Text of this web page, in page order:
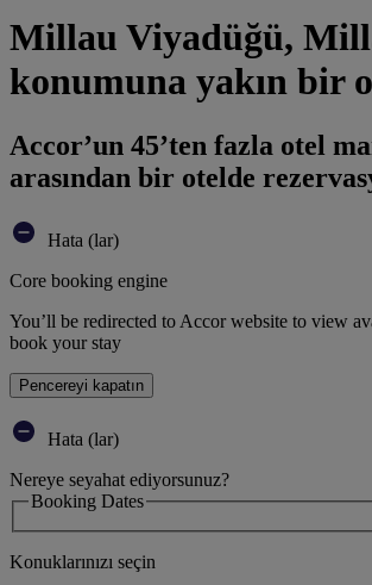
Millau Viyadüğü,
konumuna yakın bir
Accor’un 45’ten fazla otel
arasından bir otelde
Hata (lar)
Core booking engine
You’ll be redirected to Accor website to view
book your stay
Pencereyi kapatın
Hata (lar)
Nereye seyahat ediyorsunuz?
Booking Dates
Konuklarınızı seçin